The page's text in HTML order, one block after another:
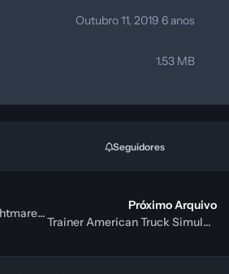
Outubro 11, 2019 6 anos
1.53 MB
Seguidores
Trainer Trine 4: The Nightmare Prince {FLiNG}
Próximo Arquivo
Trainer American Truck Simulator {CheatHappens.com}